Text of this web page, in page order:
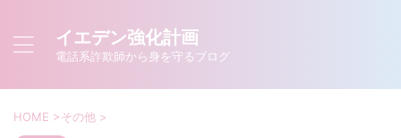
イエデン強化計画
電話系詐欺師から身を守るブログ
HOME >その他 >